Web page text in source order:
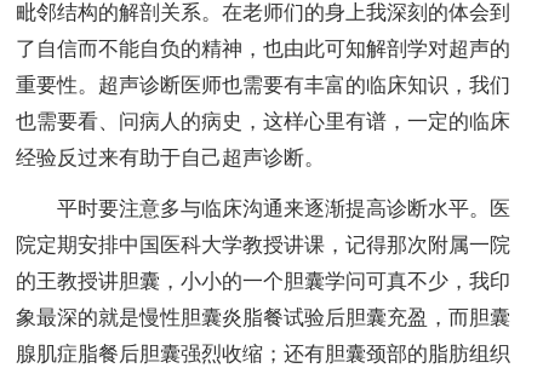
毗邻结构的解剖关系。在老师们的身上我深刻的体会到
了自信而不能自负的精神，也由此可知解剖学对超声的
重要性。超声诊断医师也需要有丰富的临床知识，我们
也需要看、问病人的病史，这样心里有谱，一定的临床
经验反过来有助于自己超声诊断。
平时要注意多与临床沟通来逐渐提高诊断水平。医
院定期安排中国医科大学教授讲课，记得那次附属一院
的王教授讲胆囊，小小的一个胆囊学问可真不少，我印
象最深的就是慢性胆囊炎脂餐试验后胆囊充盈，而胆囊
腺肌症脂餐后胆囊强烈收缩；还有胆囊颈部的脂肪组织